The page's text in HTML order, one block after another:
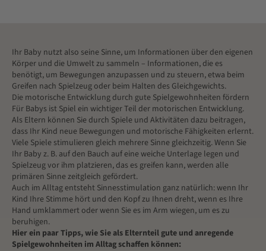
Ihr Baby nutzt also seine Sinne, um Informationen über den eigenen
Körper und die Umwelt zu sammeln – Informationen, die es
benötigt, um Bewegungen anzupassen und zu steuern, etwa beim
Greifen nach Spielzeug oder beim Halten des Gleichgewichts.
Die motorische Entwicklung durch gute Spielgewohnheiten fördern
Für Babys ist Spiel ein wichtiger Teil der motorischen Entwicklung.
Als Eltern können Sie durch Spiele und Aktivitäten dazu beitragen,
dass Ihr Kind neue Bewegungen und motorische Fähigkeiten erlernt.
Viele Spiele stimulieren gleich mehrere Sinne gleichzeitig. Wenn Sie
Ihr Baby z. B. auf den Bauch auf eine weiche Unterlage legen und
Spielzeug vor ihm platzieren, das es greifen kann, werden alle
primären Sinne zeitgleich gefördert.
Auch im Alltag entsteht Sinnesstimulation ganz natürlich: wenn Ihr
Kind Ihre Stimme hört und den Kopf zu Ihnen dreht, wenn es Ihre
Hand umklammert oder wenn Sie es im Arm wiegen, um es zu
beruhigen.
Hier ein paar Tipps, wie Sie als Elternteil gute und anregende
Spielgewohnheiten im Alltag schaffen können: